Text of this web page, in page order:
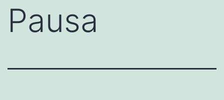
Pausa